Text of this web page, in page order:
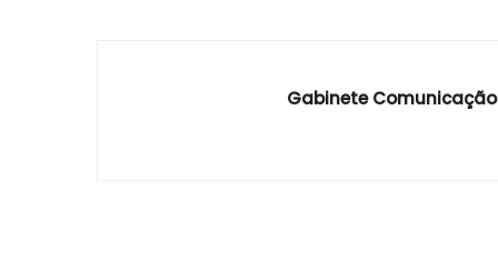
Gabinete Comunicação